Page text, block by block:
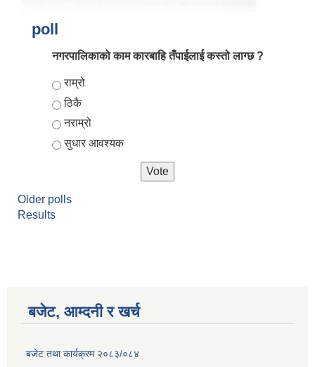
poll
नगरपालिकाको काम कारबाहि तँपाईलाई कस्तो लाग्छ ?
Choices
राम्रो
ठिकै
नराम्रो
सुधार आवश्यक
Older polls
Results
बजेट, आम्दनी र खर्च
बजेट तथा कार्यक्रम २०८३/०८४